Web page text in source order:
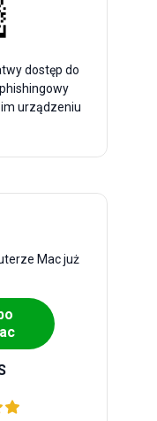
dostęp do
urządzeniu
Mac już